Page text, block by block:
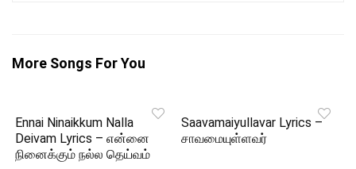
More Songs For You
Ennai Ninaikkum Nalla
Deivam Lyrics – என்னை
நினைக்கும் நல்ல தெய்வம்
Saavamaiyullavar Lyrics –
சாவமையுள்ளவர்